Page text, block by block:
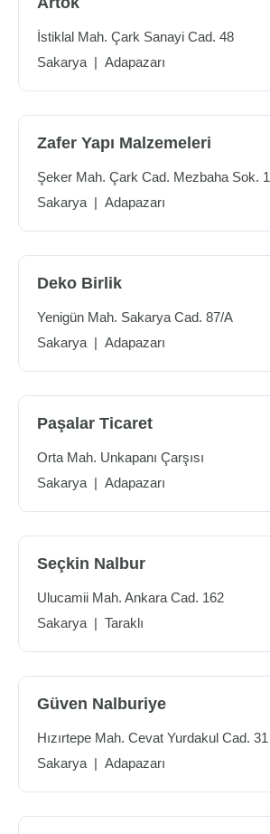
İstiklal Mah. Çark Sanayi Cad. 48
Sakarya | Adapazarı
Zafer Yapı Malzemeleri
Şeker Mah. Çark Cad. Mezbaha Sok. 1
Sakarya | Adapazarı
Deko Birlik
Yenigün Mah. Sakarya Cad. 87/A
Sakarya | Adapazarı
Paşalar Ticaret
Orta Mah. Unkapanı Çarşısı
Sakarya | Adapazarı
Seçkin Nalbur
Ulucamii Mah. Ankara Cad. 162
Sakarya | Taraklı
Güven Nalburiye
Hızırtepe Mah. Cevat Yurdakul Cad. 31
Sakarya | Adapazarı